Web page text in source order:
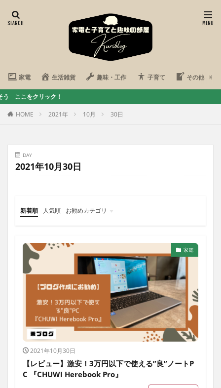
家電 生活雑貨 趣味・工作 子育て その他
リック！
HOME 2021年 10月 30日
DAY
2021年10月30日
新着順 人気順
お勧めカテゴリ
家電
2021年10月30日
【レビュー】激安！3万円以下で使える”良”ノートP
C 『CHUWI Herebook Pro』